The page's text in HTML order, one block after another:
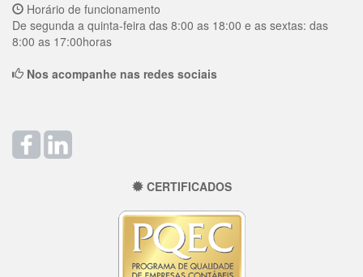
Horário de funcionamento
De segunda a quinta-feira das 8:00 as 18:00 e as sextas: das
8:00 as 17:00horas
Nos acompanhe nas redes sociais
CERTIFICADOS